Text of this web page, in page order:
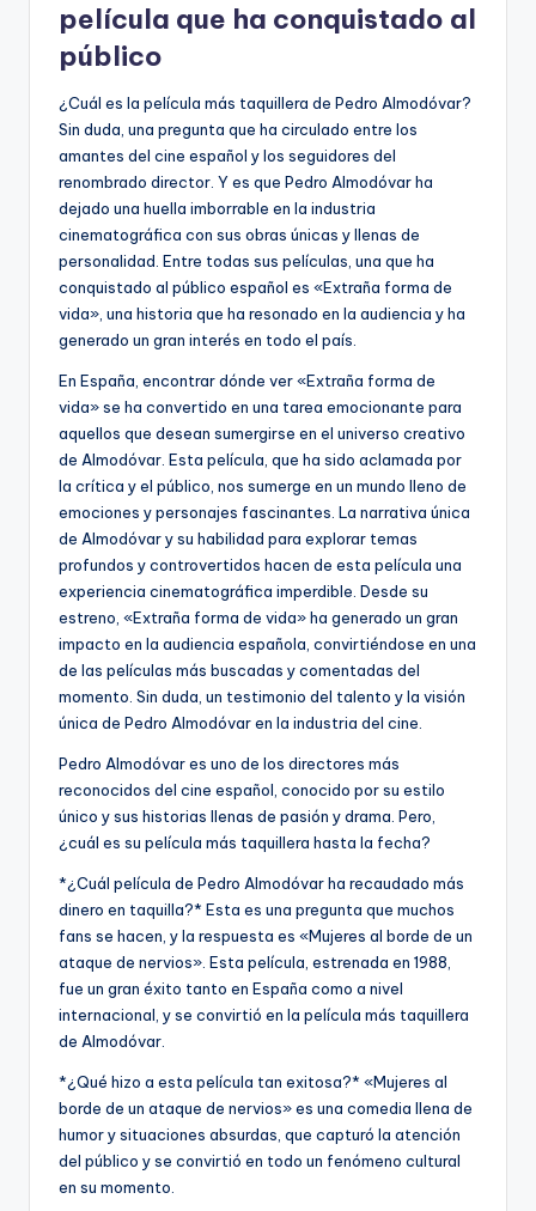
película que ha conquistado al
público
¿Cuál es la película más taquillera de Pedro Almodóvar?
Sin duda, una pregunta que ha circulado entre los
amantes del cine español y los seguidores del
renombrado director. Y es que Pedro Almodóvar ha
dejado una huella imborrable en la industria
cinematográfica con sus obras únicas y llenas de
personalidad. Entre todas sus películas, una que ha
conquistado al público español es «Extraña forma de
vida», una historia que ha resonado en la audiencia y ha
generado un gran interés en todo el país.
En España, encontrar dónde ver «Extraña forma de
vida» se ha convertido en una tarea emocionante para
aquellos que desean sumergirse en el universo creativo
de Almodóvar. Esta película, que ha sido aclamada por
la crítica y el público, nos sumerge en un mundo lleno de
emociones y personajes fascinantes. La narrativa única
de Almodóvar y su habilidad para explorar temas
profundos y controvertidos hacen de esta película una
experiencia cinematográfica imperdible. Desde su
estreno, «Extraña forma de vida» ha generado un gran
impacto en la audiencia española, convirtiéndose en una
de las películas más buscadas y comentadas del
momento. Sin duda, un testimonio del talento y la visión
única de Pedro Almodóvar en la industria del cine.
Pedro Almodóvar es uno de los directores más
reconocidos del cine español, conocido por su estilo
único y sus historias llenas de pasión y drama. Pero,
¿cuál es su película más taquillera hasta la fecha?
*¿Cuál película de Pedro Almodóvar ha recaudado más
dinero en taquilla?* Esta es una pregunta que muchos
fans se hacen, y la respuesta es «Mujeres al borde de un
ataque de nervios». Esta película, estrenada en 1988,
fue un gran éxito tanto en España como a nivel
internacional, y se convirtió en la película más taquillera
de Almodóvar.
*¿Qué hizo a esta película tan exitosa?* «Mujeres al
borde de un ataque de nervios» es una comedia llena de
humor y situaciones absurdas, que capturó la atención
del público y se convirtió en todo un fenómeno cultural
en su momento.